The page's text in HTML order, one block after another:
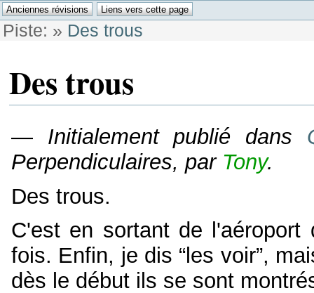
Piste: » Des trous
Des trous
— Initialement publié dans
Perpendiculaires, par Tony.
Des trous.
C'est en sortant de
fois. Enfin, je dis “les voir”,
dès le début ils se sont